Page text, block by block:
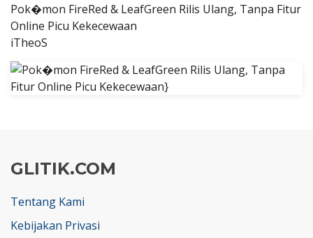
Pok�mon FireRed & LeafGreen Rilis Ulang, Tanpa Fitur
Online Picu Kekecewaan
iTheoS
GLITIK.COM
Tentang Kami
Kebijakan Privasi